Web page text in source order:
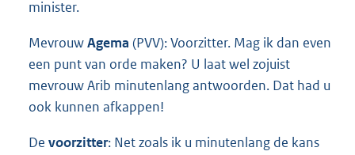
minister.
MevrouwAgema (PVV): Voorzitter. Mag ik dan even
een punt van orde maken? U laat wel zojuist
mevrouw Arib minutenlang antwoorden. Dat had u
ook kunnen afkappen!
De voorzitter: Net zoals ik u minutenlang de kans